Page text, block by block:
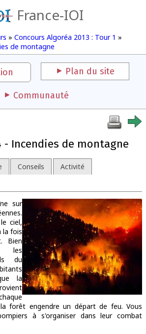
France-IOI
» Concours Algoréa 2013 : Tour 1 »
de montagne
Plan du site
Communauté
- Incendies de montagne
Conseils
Activité
sur
ciel,
la fois
Bien
les
du
la
forêt engendre un départ de feu. Vous
à s'organiser dans leur combat